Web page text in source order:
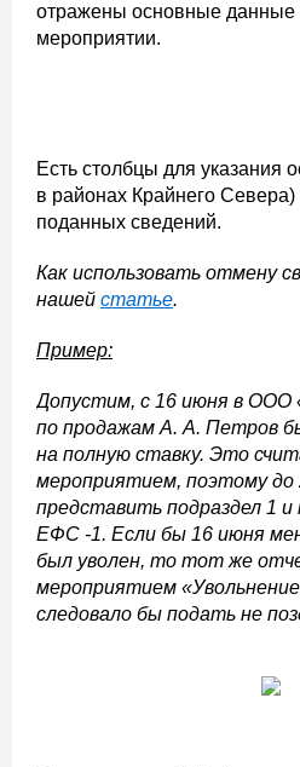
отражены основные данные
мероприятии.
Есть столбцы для указания
в районах Крайнего
поданных сведений.
Как использовать отмену
нашей статье.
Пример:
Допустим, с 16 июня в ООО
по продажам А. А. Петров
на полную ставку. Это
мероприятием, поэтому до
представить подраздел 1
ЕФС -1. Если бы 16 июня
был уволен, то тот же
мероприятием
следовало бы подать не